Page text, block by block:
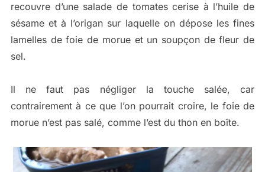
recouvre d’une salade de tomates cerise à l’huile de
sésame et à l’origan sur laquelle on dépose les fines
lamelles de foie de morue et un soupçon de fleur de
sel.
Il ne faut pas négliger la touche salée, car
contrairement à ce que l’on pourrait croire, le foie de
morue n’est pas salé, comme l’est du thon en boîte.